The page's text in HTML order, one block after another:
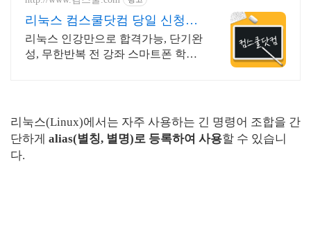
리눅스 컴스쿨닷컴 당일 신청&
결제시 기프티콘!
리눅스 인강만으로 합격가능, 단기완
성, 무한반복 전 강좌 스마트폰 학습
리눅스(Linux)에서는 자주 사용하는 긴 명령어 조합을 간
단하게 alias(별칭, 별명)로 등록하여 사용할 수 있습니
다.